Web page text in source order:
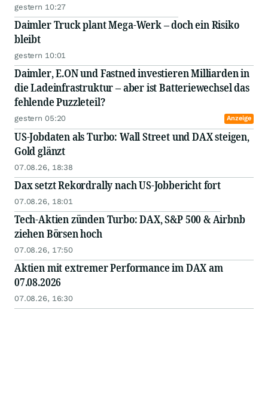
gestern 10:27
Daimler Truck plant Mega-Werk – doch ein Risiko
bleibt
gestern 10:01
Daimler, E.ON und Fastned investieren Milliarden in
die Ladeinfrastruktur – aber ist Batteriewechsel das
fehlende Puzzleteil?
gestern 05:20 Anzeige
US-Jobdaten als Turbo: Wall Street und DAX steigen,
Gold glänzt
07.08.26, 18:38
Dax setzt Rekordrally nach US-Jobbericht fort
07.08.26, 18:01
Tech-Aktien zünden Turbo: DAX, S&P 500 & Airbnb
ziehen Börsen hoch
07.08.26, 17:50
Aktien mit extremer Performance im DAX am
07.08.2026
07.08.26, 16:30